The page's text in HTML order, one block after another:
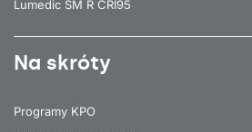
Lumedic SM R CRI95
Na skróty
Programy KPO